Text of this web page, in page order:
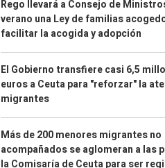
Rego llevará a Consejo de
verano una Ley de familias
facilitar la acogida y adopción
El Gobierno transfiere casi 6,5
euros a Ceuta para "reforzar" la
migrantes
Más de 200 menores migrantes no
acompañados se aglomeran a las
la Comisaría de Ceuta para ser